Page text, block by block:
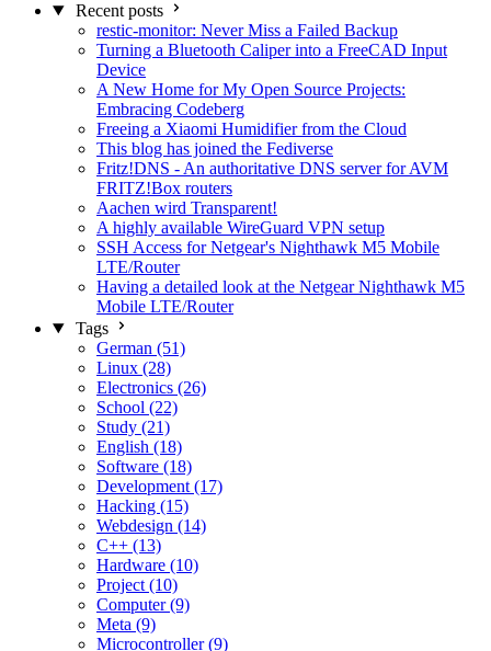
Recent posts
restic-monitor: Never Miss a Failed Backup
Turning a Bluetooth Caliper into a FreeCAD Input
Device
A New Home for My Open Source Projects:
Embracing Codeberg
Freeing a Xiaomi Humidifier from the Cloud
This blog has joined the Fediverse
Fritz!DNS - An authoritative DNS server for AVM
FRITZ!Box routers
Aachen wird Transparent!
A highly available WireGuard VPN setup
SSH Access for Netgear's Nighthawk M5 Mobile
LTE/Router
Having a detailed look at the Netgear Nighthawk M5
Mobile LTE/Router
Tags
German (51)
Linux (28)
Electronics (26)
School (22)
Study (21)
English (18)
Software (18)
Development (17)
Hacking (15)
Webdesign (14)
C++ (13)
Hardware (10)
Project (10)
Computer (9)
Meta (9)
Microcontroller (9)